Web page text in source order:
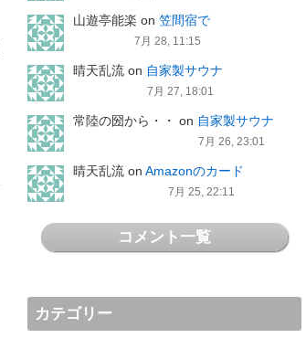
山遊亭能楽 on 笠間宿で
7月 28, 11:15
晴天乱流 on 自家製サウナ
7月 27, 18:01
常陸の圀から・・ on 自家製サウナ
7月 26, 23:01
晴天乱流 on Amazonのカード
7月 25, 22:11
コメント一覧
カテゴリー